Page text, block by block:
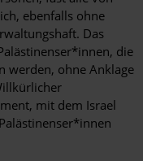
ebenfalls ohne
Das
die
werden, ohne Anklage
mit dem Israel